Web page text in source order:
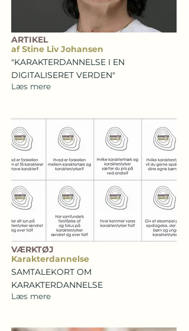
ARTIKEL
af Stine Liv Johansen
"KARAKTERDANNELSE I EN
DIGITALISERET VERDEN"
Læs mere
VÆRKTØJ
Karakterdannelse
SAMTALEKORT OM
KARAKTERDANNELSE
Læs mere